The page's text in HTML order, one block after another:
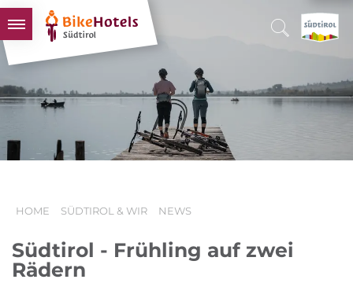
HOTELS & PAKETE
TOUREN & REVIERE
SÜDTIROL & WIR
HOME SÜDTIROL & WIR NEWS
Südtirol - Frühling auf zwei
Rädern